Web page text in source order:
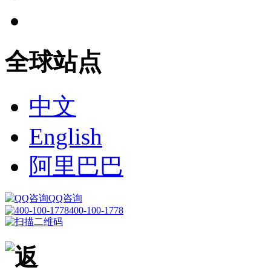
全球站点
中文
English
阿里巴巴
QQ咨询
400-100-1778